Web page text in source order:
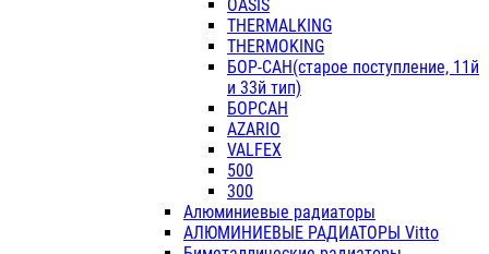
OASIS
THERMALKING
THERMOKING
БОР-САН(старое поступление, 11й
и 33й тип)
БОРСАН
AZARIO
VALFEX
500
300
Алюминиевые радиаторы
АЛЮМИНИЕВЫЕ РАДИАТОРЫ Vitto